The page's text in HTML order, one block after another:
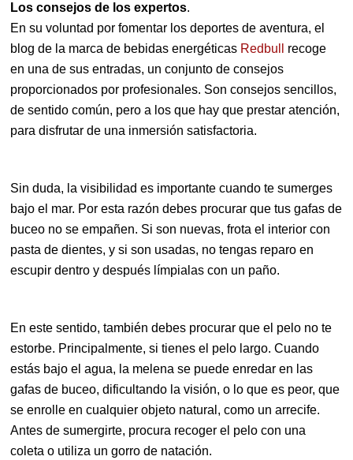
Los consejos de los expertos.
En su voluntad por fomentar los deportes de aventura, el
blog de la marca de bebidas energéticas Redbull
recoge
en una de sus entradas, un conjunto de consejos
proporcionados por profesionales. Son consejos sencillos,
de sentido común, pero a los que hay que prestar atención,
para disfrutar de una inmersión satisfactoria.
Sin duda, la visibilidad es importante cuando te sumerges
bajo el mar. Por esta razón debes procurar que tus gafas de
buceo no se empañen. Si son nuevas, frota el interior con
pasta de dientes, y si son usadas, no tengas reparo en
escupir dentro y después límpialas con un paño.
En este sentido, también debes procurar que el pelo no te
estorbe. Principalmente, si tienes el pelo largo. Cuando
estás bajo el agua, la melena se puede enredar en las
gafas de buceo, dificultando la visión, o lo que es peor, que
se enrolle en cualquier objeto natural, como un arrecife.
Antes de sumergirte, procura recoger el pelo con una
coleta o utiliza un gorro de natación.